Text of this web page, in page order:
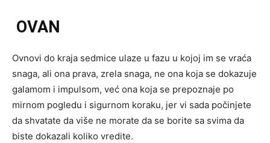
OVAN
Ovnovi do kraja sedmice ulaze u fazu u kojoj im se vraća
snaga, ali ona prava, zrela snaga, ne ona koja se dokazuje
galamom i impulsom, već ona koja se prepoznaje po
mirnom pogledu i sigurnom koraku, jer vi sada počinjete
da shvatate da više ne morate da se borite sa svima da
biste dokazali koliko vredite.